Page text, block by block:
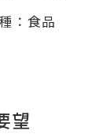
：食品
望